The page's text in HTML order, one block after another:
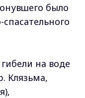
было
на воде
Клязьма,